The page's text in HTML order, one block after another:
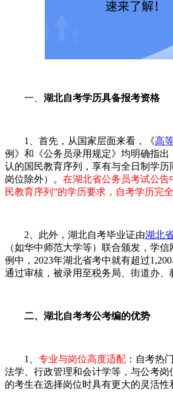
一、 湖北自考学历具备报考资格
1、首先，从国家层面来看，《高
例》和《公务员录用规定》均明确指出
认的国民教育序列，享有与全日制学历
岗位除外）。 在湖北省公务员考试公告
民教育序列”的学历要求，自考学历完
2、此外，湖北自考毕业证由湖北
（如华中师范大学等）联合颁发，学
例中，2023年湖北省考中就有超过
通过审核，被录用至税务局、街道办、
二、湖北自考考公考编的优势
1、 专业与岗位高度适配 ：自考热
法学、行政管理和会计学等，与公考岗
的考生在选择岗位时具有更大的灵活性